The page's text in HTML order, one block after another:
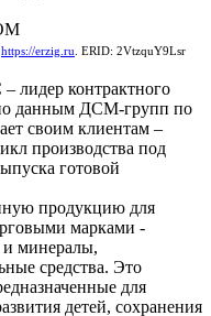
https://erzig.ru . ERID: 2VtzquY9Lsr
лидер контрактного
данным ДСМ-групп по
своим клиентам –
производства под
готовой
продукцию для
марками -
минералы,
средства. Это
для
детей, сохранения